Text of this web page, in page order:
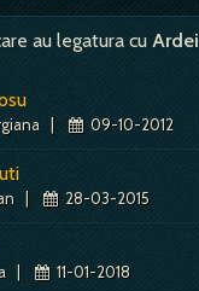
au legatura cu Ardei
| 09-10-2012
| 28-03-2015
| 11-01-2018